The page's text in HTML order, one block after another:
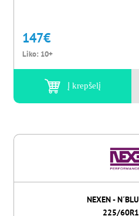
147€
Liko: 10+
Į krepšelį
NEXEN -
225/